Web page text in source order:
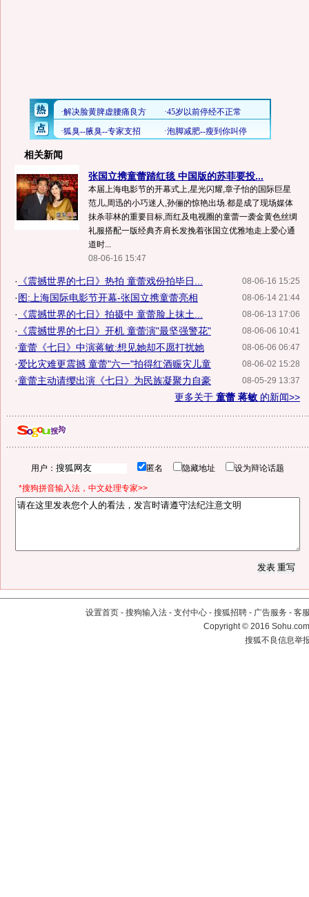
相关新闻
张国立携童蕾踏红毯 中国版的苏菲要投...
本届上海电影节的开幕式上,星光闪耀,章子怡的国际巨星
范儿,周迅的小巧迷人,孙俪的惊艳出场.都是成了现场媒体
抹杀菲林的重要目标,而红及电视圈的童蕾一袭金黄色丝绸
礼服搭配一版经典齐肩长发挽着张国立优雅地走上爱心通
道时...
08-06-16 15:47
08-06-16 15:25
· 《震撼世界的七日》热拍 童蕾戏份拍毕日...
08-06-14 21:44
·图:上海国际电影节开幕-张国立携童蕾亮相
08-06-13 17:06
· 《震撼世界的七日》拍摄中 童蕾脸上抹土...
08-06-06 10:41
· 《震撼世界的七日》开机 童蕾演"最坚强警花"
08-06-06 06:47
·童蕾《七日》中演蒋敏:想见她却不愿打扰她
08-06-02 15:28
·爱比灾难更震撼 童蕾"六一"拍得红酒赈灾儿童
08-05-29 13:37
·童蕾主动请缨出演《七日》为民族凝聚力自豪
更多关于 童蕾 蒋敏 的新闻>>
用户： 匿名 隐藏地址 设为辩论话题
*搜狗拼音输入法，中文处理专家>>
设置首页 - 搜狗输入法 - 支付中心 - 搜狐招聘 - 广告服务 - 客
Copyright©2016
搜狐不良信息举